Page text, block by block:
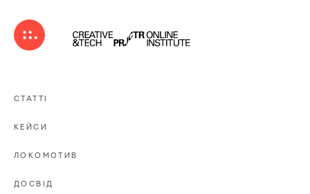
СТАТТІ
КЕЙСИ
ЛОКОМОТИВ
ДОСВІД